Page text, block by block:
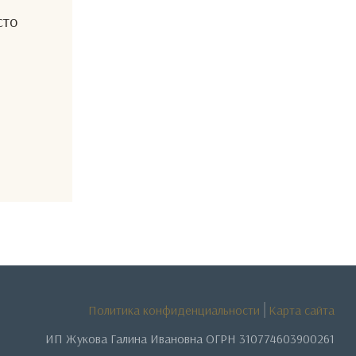
Политика конфиденциальности
Карта сайта
ИП Жукова Галина Ивановна ОГРН 310774603900261